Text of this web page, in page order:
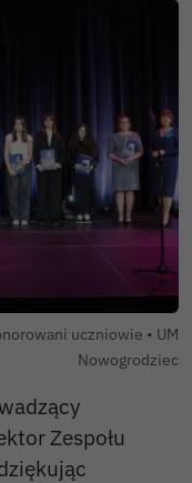
uczniowie • UM
Nowogrodziec
Zespołu